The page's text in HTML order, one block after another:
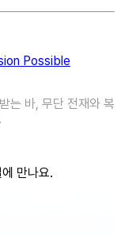
Possible
는 바, 무단 전재와 복
만나요.